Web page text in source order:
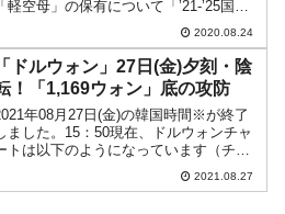
「軽空母」の保有について「’21-’25国防
中期計画」に盛り込みました。↑韓国国防
部が公表している「韓国版軽空母」のイ
メージイラスト以降、韓国メディアでは
主に称賛の方...
2020.08.24
「ドルウォン」27日(金)夕刻・陰
！「1,169ウォン」底の攻防
年08月27日(金)の韓国時間※が終了
ました。15：50現在、ドルウォンチャ
トは以下のようになっています（チャ
ートは『Investing.com』より引用：以下
同）。陰転しました。現在のところ「1ド
2021.08.27